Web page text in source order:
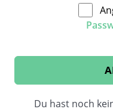
Du hast noch